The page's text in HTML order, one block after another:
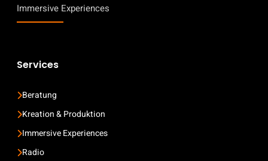
Immersive Experiences
Services
Beratung
Kreation & Produktion
Immersive Experiences
Radio